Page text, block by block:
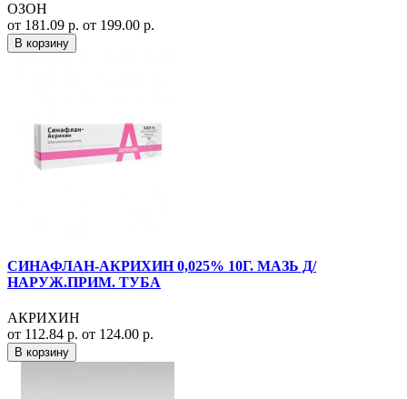
ОЗОН
от 181.09 р. от 199.00 р.
В корзину
СИНАФЛАН-АКРИХИН 0,025% 10Г. МАЗЬ Д/
НАРУЖ.ПРИМ. ТУБА
АКРИХИН
от 112.84 р. от 124.00 р.
В корзину